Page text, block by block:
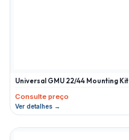
Universal GMU 22/44 Mounting Kit
Consulte preço
Ver detalhes →